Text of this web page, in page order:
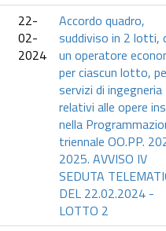
22-
02-
2024
Accordo quadro,
suddiviso in 2 lotti,
un operatore
per ciascun lotto,
servizi di ingegneria
relativi alle opere
nella
triennale OO.PP.
2025. AVVISO IV
SEDUTA
DEL 22.02.2024 -
LOTTO 2